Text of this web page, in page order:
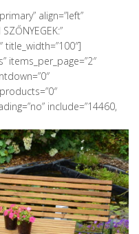
align=”left”
items_per_page=”2″
include=”14460,